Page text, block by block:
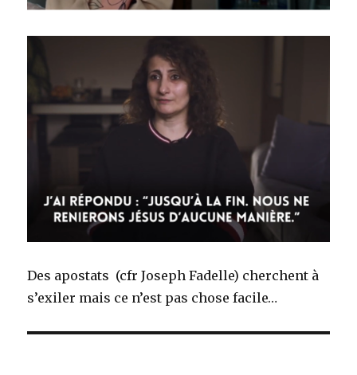
Des apostats (cfr Joseph Fadelle) cherchent à
s’exiler mais ce n’est pas chose facile…